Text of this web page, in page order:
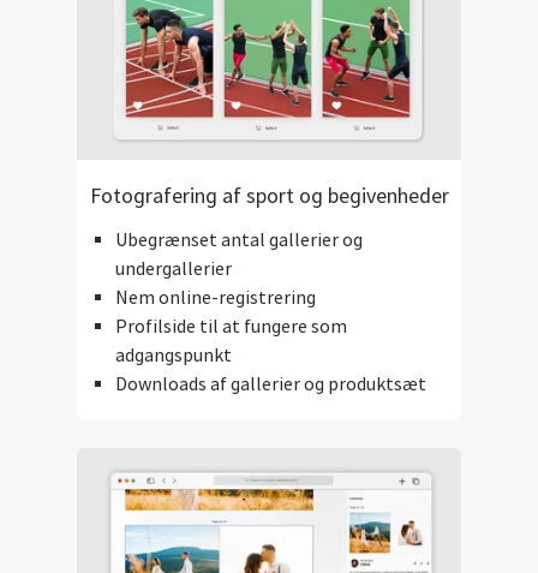
Fotografering af sport og begivenheder
Ubegrænset antal gallerier og
undergallerier
Nem online-registrering
Profilside til at fungere som
adgangspunkt
Downloads af gallerier og produktsæt